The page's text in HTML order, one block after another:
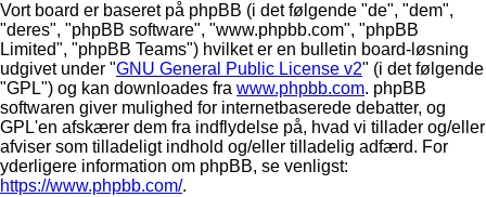
Vort board er baseret på phpBB (i det følgende "de", "dem",
"deres", "phpBB software", "www.phpbb.com", "phpBB
Limited", "phpBB Teams") hvilket er en bulletin board-løsning
udgivet under "GNU General Public License v2" (i det følgende
"GPL") og kan downloades fra www.phpbb.com. phpBB
softwaren giver mulighed for internetbaserede debatter, og
GPL'en afskærer dem fra indflydelse på, hvad vi tillader og/eller
afviser som tilladeligt indhold og/eller tilladelig adfærd. For
yderligere information om phpBB, se venligst:
https://www.phpbb.com/.